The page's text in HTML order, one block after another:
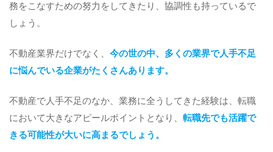
務をこなすための努力をしてきたり、協調性も持っているで
しょう。
不動産業界だけでなく、 今の世の中、多くの業界で人手不足
に悩んでいる企業がたくさんあります。
不動産で人手不足のなか、業務に全うしてきた経験は、転職
において大きなアピールポイントとなり、 転職先でも活躍で
きる可能性が大いに高まるでしょう。